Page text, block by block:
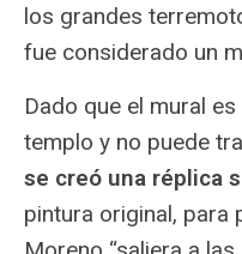
los grandes
fue considerado un
Dado que el mural
templo y no puede
se creó una réplica
pintura original, para